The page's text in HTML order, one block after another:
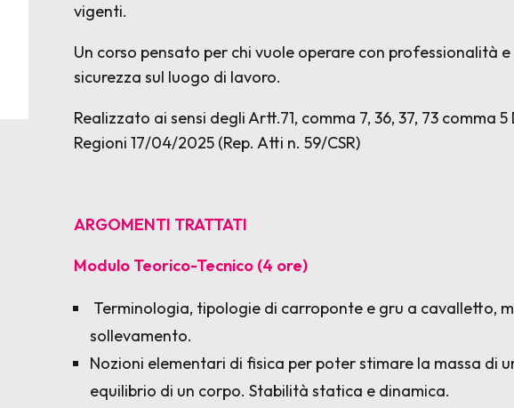
vigenti.
Un corso pensato per chi vuole operare con professionalità
sicurezza sul luogo di lavoro.
Realizzato ai sensi degli Artt.71, comma 7, 36, 37, 73 comma
Regioni 17/04/2025 (Rep. Atti n. 59/CSR)
ARGOMENTI TRATTATI
Modulo Teorico-Tecnico (4 ore)
Terminologia, tipologie di carroponte e gru a cavalletto,
sollevamento.
Nozioni elementari di fisica per poter stimare la massa di
equilibrio di un corpo. Stabilità statica e dinamica.